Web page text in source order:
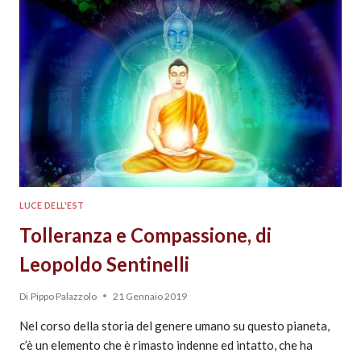
LUCE DELL'EST
Tolleranza e Compassione, di
Leopoldo Sentinelli
Di Pippo Palazzolo 21 Gennaio 2019
Nel corso della storia del genere umano su questo pianeta,
c’è un elemento che è rimasto indenne ed intatto, che ha